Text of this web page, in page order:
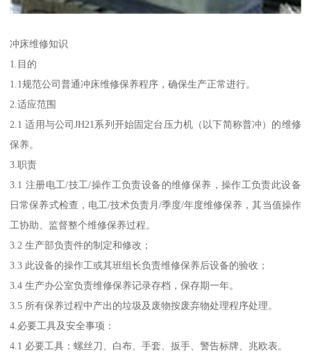
冲床维修知识
1.目的
1.1规范公司普通冲床维修保养程序，确保生产正常进行。
2.适应范围
2.1 适用与公司JH21系列开始固定台压力机（以下简称普冲）的维修
保养。
3.职责
3.1 注册电工/技工/操作工负责设备的维修保养，操作工负责此设备
日常保养式检查，电工/技术负责月/季度/年度维修保养，其当值操作
工协助、监督整个维修保养过程。
3.2 生产部负责件的制定和修改；
3.3 此设备的操作工或其班组长负责维修保养后设备的验收；
3.4 生产办公室负责维修保养记录存档，保存期一年。
3.5 所有保养过程中产出的垃圾及废物按废弃物处理程序处理。
4.必要工具及安全事项：
4.1 必要工具：螺丝刀、白布、手套、扳手、警告标牌、兆欧表。